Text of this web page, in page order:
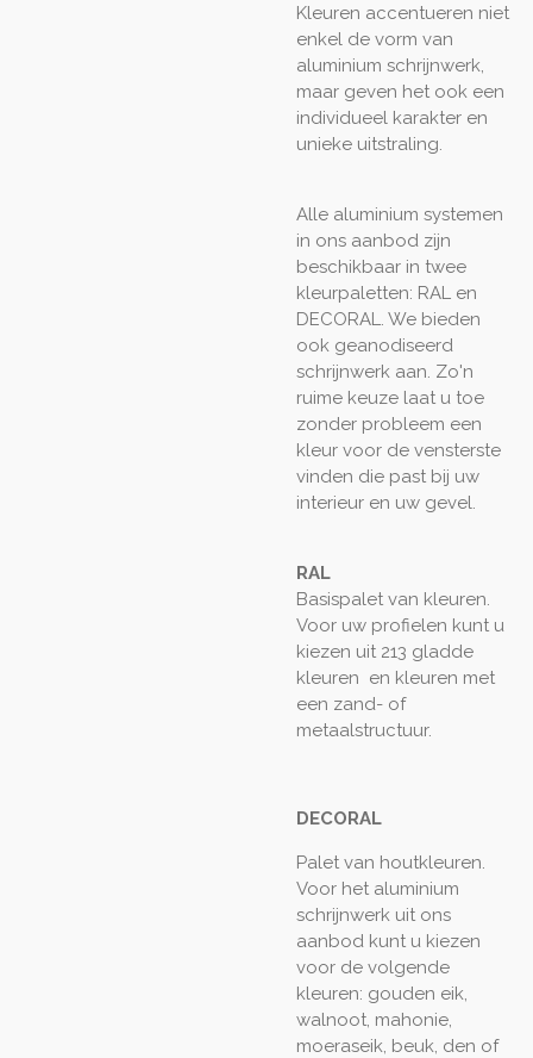
Kleuren accentueren niet
enkel de vorm van
aluminium schrijnwerk,
maar geven het ook een
individueel karakter en
unieke uitstraling.
Alle aluminium systemen
in ons aanbod zijn
beschikbaar in twee
kleurpaletten: RAL en
DECORAL. We bieden
ook geanodiseerd
schrijnwerk aan. Zo'n
ruime keuze laat u toe
zonder probleem een
kleur voor de vensterste
vinden die past bij uw
interieur en uw gevel.
RAL
Basispalet van kleuren.
Voor uw profielen kunt u
kiezen uit 213 gladde
kleuren en kleuren met
een zand- of
metaalstructuur.
DECORAL
Palet van houtkleuren.
Voor het aluminium
schrijnwerk uit ons
aanbod kunt u kiezen
voor de volgende
kleuren: gouden eik,
walnoot, mahonie,
moeraseik, beuk, den of